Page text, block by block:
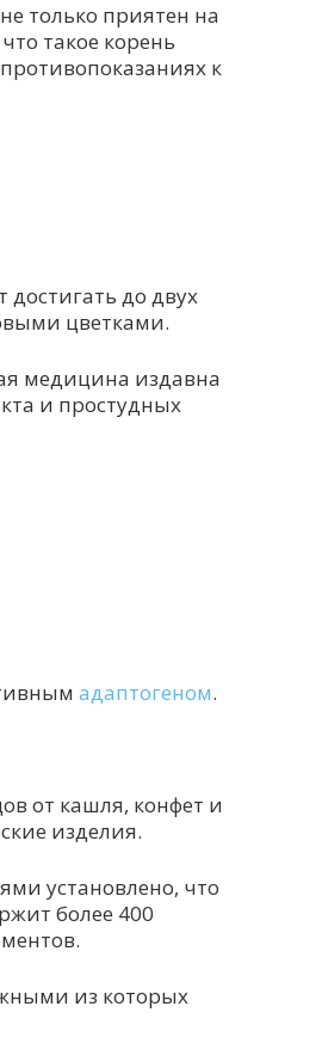
только приятен на
такое корень
к
достигать до двух
цветками.
медицина издавна
и простудных
адаптогеном.
от кашля, конфет и
изделия.
установлено, что
более 400
из которых